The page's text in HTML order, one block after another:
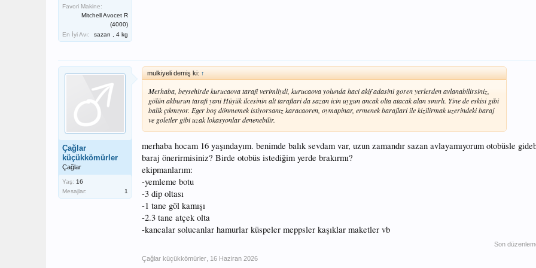
Favori Makine:
Mitchell Avocet R
(4000)
En İyi Avı:
sazan , 4 kg
Çağlar
küçükkömürler
Çağlar
Yaş: 16
Mesajlar:
1
mulkiyeli demiş ki: ↑
Merhaba, beysehirde kurucaova tarafi verimliydi, kurucaova yolunda haci akif adasini goren yerlerden avlanabilirsiniz,
gölün akburun tarafi yani Hüyük ilcesinin alt taraflari da sazan icin uygun ancak olta atacak alan sınırlı. Yine de eskisi gibi
balik çıkmıyor. Eger boş dönmemek istiyorsanız karacaoren, oymapinar, ermenek barajlari ile kizilirmak uzerindeki baraj
ve goletler gibi uzak lokasyonlar denenebilir.
merhaba hocam 16 yaşındayım. benimde balık sevdam var, uzun zamandır sazan avlayamıyorum otobüsle
baraj önerirmisiniz? Birde otobüs istediğim yerde brakırmı?
ekipmanlarım:
-yemleme botu
-3 dip oltası
-1 tane göl kamışı
-2.3 tane atçek olta
-kancalar solucanlar hamurlar küspeler meppsler kaşıklar maketler vb
Son
Çağlar küçükkömürler 16 Haziran 2026